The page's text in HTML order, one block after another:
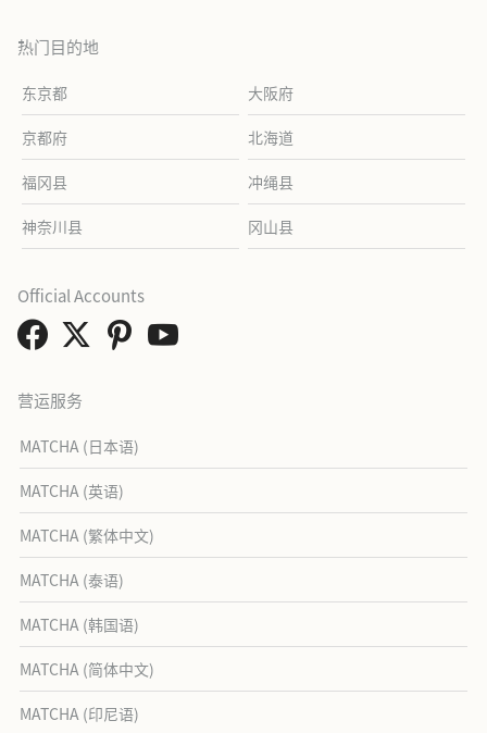
热门目的地
东京都 大阪府
京都府 北海道
福冈县 冲绳县
神奈川县 冈山县
营运服务
MATCHA (日本语)
MATCHA (英语)
MATCHA (繁体中文)
MATCHA (泰语)
MATCHA (韩国语)
MATCHA (简体中文)
MATCHA (印尼语)
Official Accounts